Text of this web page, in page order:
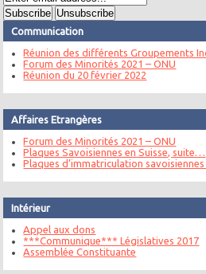
Communication
Réunion des différents Groupements
Forum des Minorités 2021 – ONU
Réunion du 20 février 2022
Affaires Etrangères
Forum des Minorités 2021 – ONU
Plaques Savoisiennes en Suisse, suite…
Plaques d’immatriculation savoisiennes
Intérieur
Appel aux dons
***Communique*** Législatives 2017
Assemblée Constituante